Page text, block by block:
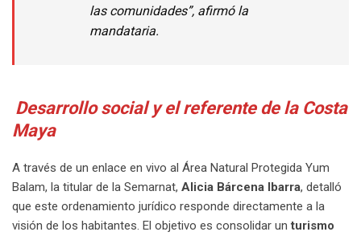
las comunidades”, afirmó la
mandataria.
Desarrollo social y el referente de la Costa
Maya
A través de un enlace en vivo al Área Natural Protegida Yum
Balam, la titular de la Semarnat, Alicia Bárcena Ibarra, detalló
que este ordenamiento jurídico responde directamente a la
visión de los habitantes. El objetivo es consolidar unturismo